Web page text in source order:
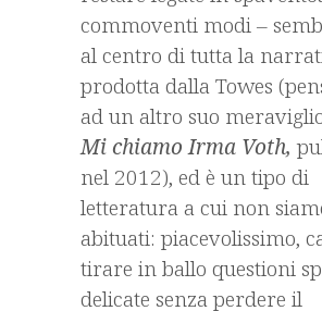
commoventi modi –
al centro di tutta la
prodotta dalla Towes
ad un altro suo
Mi chiamo Irma Voth,
nel 2012), ed è un tipo di
letteratura a cui non
abituati: piacevolissimo,
tirare in ballo questioni
delicate senza perdere il